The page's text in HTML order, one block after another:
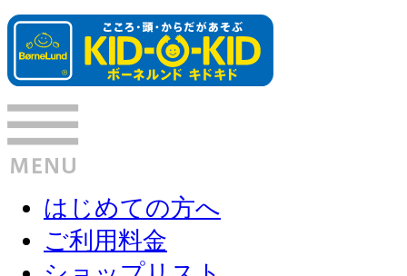
はじめての方へ
ご利用料金